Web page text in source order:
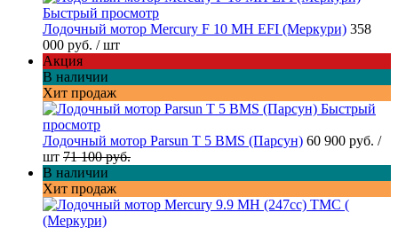
Быстрый просмотр
Лодочный мотор Mercury F 10 MH EFI (Меркури) 358
000 руб. / шт
Акция
В наличии
Хит продаж
Быстрый
просмотр
Лодочный мотор Parsun T 5 BMS (Парсун) 60 900 руб. /
шт 71 100 руб.
В наличии
Хит продаж